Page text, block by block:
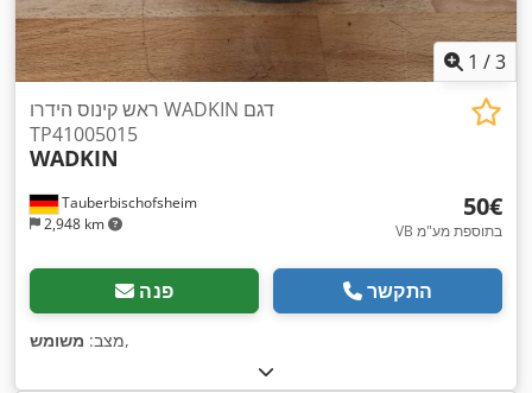
1 /3
Tauberbischofsheim
2,948 km
ראש קינוס הידרו WADKIN דגם
TP41005015
WADKIN
‏50 ‏€
VB בתוספת מע"מ
פנה התקשר
מצב: משומש ,